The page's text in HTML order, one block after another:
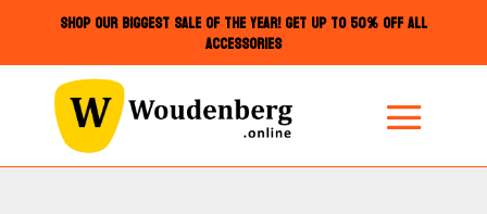
SHOP OUR BIGGEST SALE OF THE YEAR! GET UP TO 50% OFF ALL
ACCESSORIES